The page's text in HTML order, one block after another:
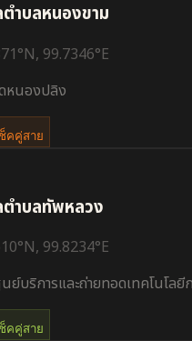
ตำบลหนองขาม
°N, 99.7346°E
หนองปลิง
คคู่สาย
ตำบลทัพหลวง
°N, 99.8234°E
ย์บริการและถ่ายทอดเทคโนโลยี
คคู่สาย